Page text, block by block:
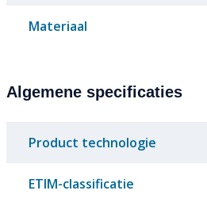
Materiaal
Algemene specificaties
Product technologie
ETIM-classificatie